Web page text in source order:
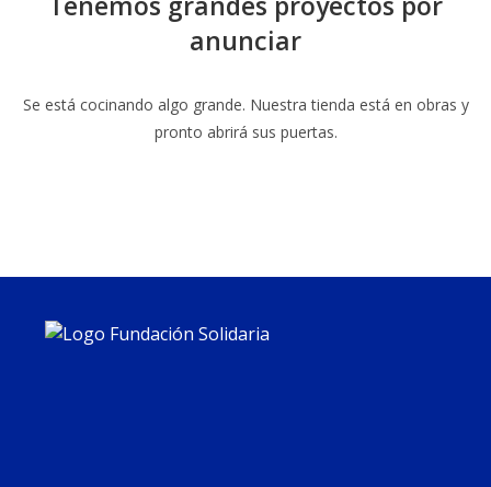
anunciar
Se está cocinando algo grande. Nuestra tienda está en obras y
pronto abrirá sus puertas.